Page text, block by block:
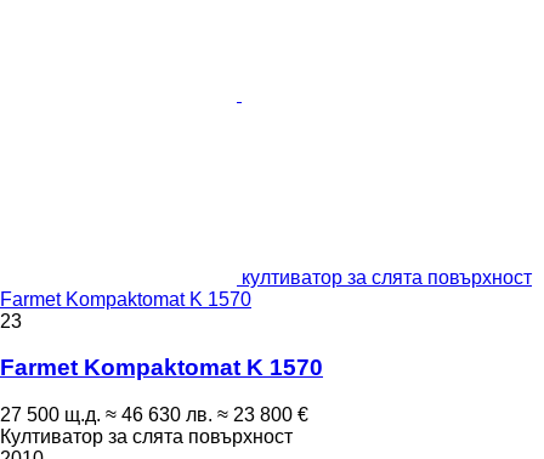
култиватор за слята повърхност
Farmet Kompaktomat K 1570
23
Farmet Kompaktomat K 1570
27 500 щ.д. ≈ 46 630 лв. ≈ 23 800 €
Култиватор за слята повърхност